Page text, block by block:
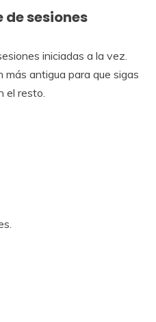
sesiones
iniciadas a la vez.
más antigua para que sigas
el resto.